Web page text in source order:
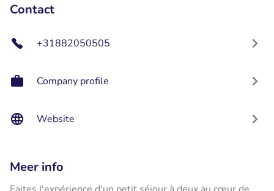
Contact
+31882050505
Company profile
Website
Meer info